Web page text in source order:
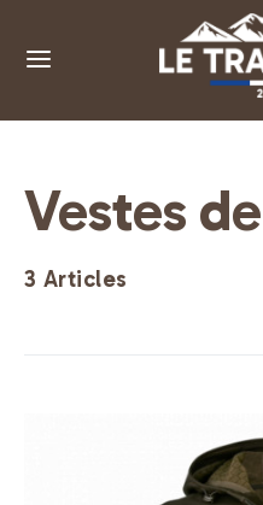
Vestes
3 Articles